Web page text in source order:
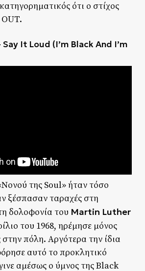
ότι ο στίχος
OUT.
It Loud (I’m Black And I’m
της Soul» ήταν τόσο
ξέσπασαν ταραχές στη
δολοφονία του Martin Luther
του 1968, ηρέμησε μόνος
στην πόλη. Αργότερα την ίδια
αυτό το προκλητικό
αμέσως ο ύμνος της Black